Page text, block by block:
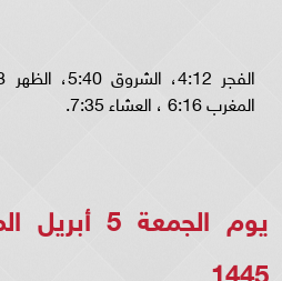
المغرب 6:16 ، العشاء 7:35.
1445